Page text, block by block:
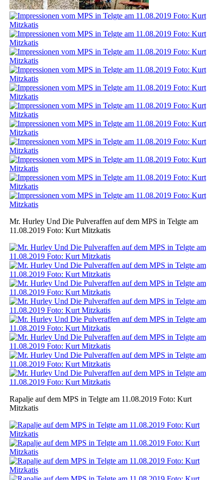
Mr. Hurley Und Die Pulveraffen auf dem MPS in Telgte am
11.08.2019 Foto: Kurt Mitzkatis
Rapalje auf dem MPS in Telgte am 11.08.2019 Foto: Kurt
Mitzkatis